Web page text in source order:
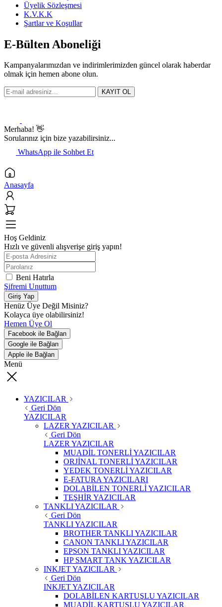
Üyelik Sözleşmesi
K.V.K.K
Şartlar ve Koşullar
E-Bülten Aboneliği
Kampanyalarımızdan ve indirimlerimizden güncel olarak haberdar
olmak için hemen abone olun.
KAYIT OL
Merhaba! 👋
Sorularınız için bize yazabilirsiniz...
WhatsApp ile Sohbet Et
Anasayfa
Hoş Geldiniz
Hızlı ve güvenli alışverişe giriş yapın!
Beni Hatırla
Şifremi Unuttum
Giriş Yap
Henüz Üye Değil Misiniz?
Kolayca üye olabilirsiniz!
Hemen Üye Ol
Facebook ile Bağlan
Google ile Bağlan
Apple ile Bağlan
Menü
YAZICILAR
Geri Dön
YAZICILAR
LAZER YAZICILAR
Geri Dön
LAZER YAZICILAR
MUADİL TONERLİ YAZICILAR
ORJİNAL TONERLİ YAZICILAR
YEDEK TONERLİ YAZICILAR
E-FATURA YAZICILARI
DOLABİLEN TONERLİ YAZICILAR
TEŞHİR YAZICILAR
TANKLI YAZICILAR
Geri Dön
TANKLI YAZICILAR
BROTHER TANKLI YAZICILAR
CANON TANKLI YAZICILAR
EPSON TANKLI YAZICILAR
HP SMART TANK YAZICILAR
INKJET YAZICILAR
Geri Dön
INKJET YAZICILAR
DOLABİLEN KARTUŞLU YAZICILAR
MUADİL KARTUŞLU YAZICILAR